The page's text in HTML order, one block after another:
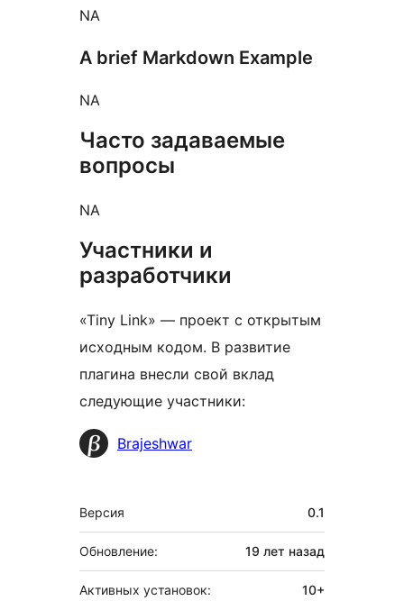
NA
A brief Markdown Example
NA
Часто задаваемые
вопросы
NA
Участники и
разработчики
«Tiny Link» — проект с открытым
исходным кодом. В развитие
плагина внесли свой вклад
следующие участники:
УчастникиBrajeshwar
Мета
Версия 0.1
Обновление: 19 лет назад
Активных установок: 10+